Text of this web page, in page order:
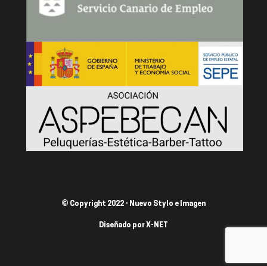
© Copyright 2022 - Nuevo Stylo e Imagen
Diseñado porX-NET